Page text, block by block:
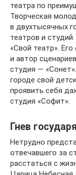
театра по
Творческая
в двухтысячных
театров и
«Свой театр».
и автор
студия —
городе свой
проявить себя
студия «Софит».
Гнев государя
Нетрудно
отвечавшего за
расстаться с